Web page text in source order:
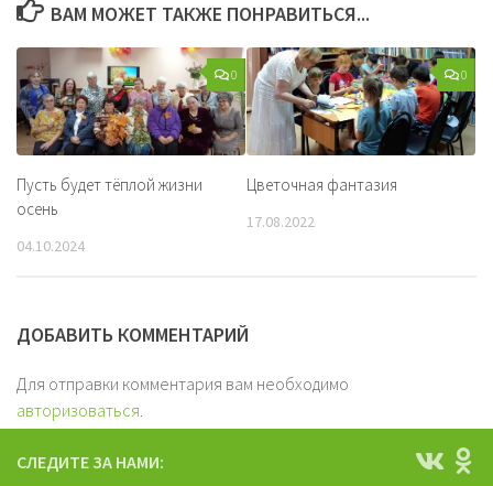
ВАМ МОЖЕТ ТАКЖЕ ПОНРАВИТЬСЯ...
0
Пусть будет тёплой жизни
осень
04.10.2024
0
Цветочная фантазия
17.08.2022
ДОБАВИТЬ КОММЕНТАРИЙ
Для отправки комментария вам необходимо
авторизоваться
СЛЕДИТЕ ЗА НАМИ: